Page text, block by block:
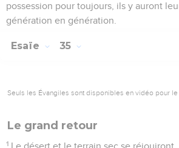
possession pour toujours, ils y auront
génération en génération.
Esaïe 35
Seuls les Évangiles sont disponibles en vidéo pour le
Le grand retour
1 Le désert et le terrain sec se